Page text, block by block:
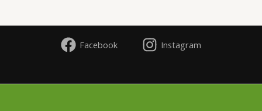
Facebook Instagram